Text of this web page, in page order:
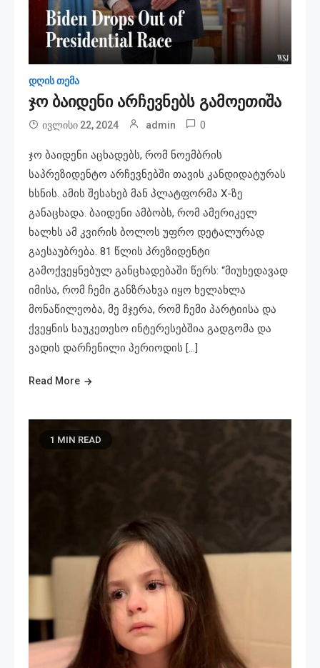
დღის თემა
ჯო ბაიდენი არჩევნებს გამოეთიშა
ივლისი 22, 2024 admin 0
ჯო ბაიდენი აცხადებს, რომ ნოემბრის
საპრეზიდენტო არჩევნებში თავის კანდიდატურას
ხსნის. ამის შესახებ მან პლატფორმა X-ზე
განაცხადა. ბაიდენი ამბობს, რომ ამერიკელ
ხალხს ამ კვირის ბოლოს უფრო დეტალურად
გაესაუბრება. 81 წლის პრეზიდენტი
გამოქვეყნებულ განცხადებაში წერს: “მიუხედავად
იმისა, რომ ჩემი განზრახვა იყო ხელახლა
მონაწილეობა, მე მჯერა, რომ ჩემი პარტიისა და
ქვეყნის საუკეთესო ინტერესებშია გადგომა და
ვადის დარჩენილი პერიოდის […]
Read More
1 MIN READ